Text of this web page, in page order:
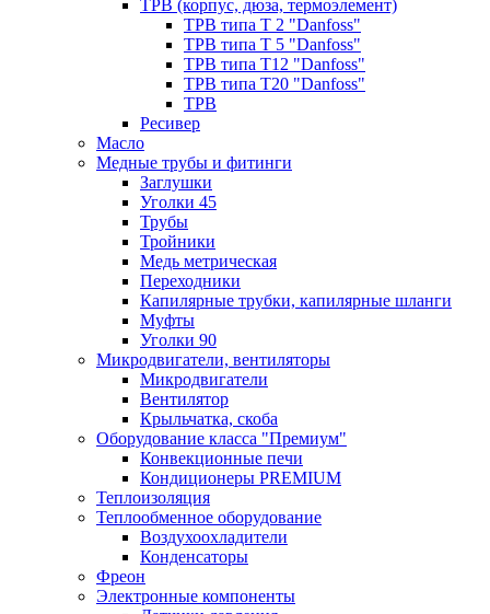
ТРВ (корпус, дюза, термоэлемент)
ТРВ типа Т 2 "Danfoss"
ТРВ типа Т 5 "Danfoss"
ТРВ типа Т12 "Danfoss"
ТРВ типа Т20 "Danfoss"
ТРВ
Ресивер
Масло
Медные трубы и фитинги
Заглушки
Уголки 45
Трубы
Тройники
Медь метрическая
Переходники
Капилярные трубки, капилярные шланги
Муфты
Уголки 90
Микродвигатели, вентиляторы
Микродвигатели
Вентилятор
Крыльчатка, скоба
Оборудование класса "Премиум"
Конвекционные печи
Кондиционеры PREMIUM
Теплоизоляция
Теплообменное оборудование
Воздухоохладители
Конденсаторы
Фреон
Электронные компоненты